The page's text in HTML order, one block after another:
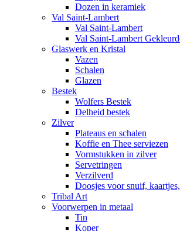
Dozen in keramiek
Val Saint-Lambert
Val Saint-Lambert
Val Saint-Lambert
Glaswerk en Kristal
Vazen
Schalen
Glazen
Bestek
Wolfers Bestek
Delheid bestek
Zilver
Plateaus en schalen
Koffie en Thee serviezen
Vormstukken in zilver
Servetringen
Verzilverd
Doosjes voor snuif,
Tribal Art
Voorwerpen in metaal
Tin
Koper